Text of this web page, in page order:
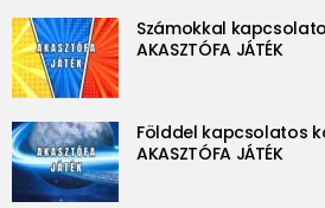
Számokkal
AKASZTÓFA JÁTÉK
Földdel kapcsolatos
AKASZTÓFA JÁTÉK